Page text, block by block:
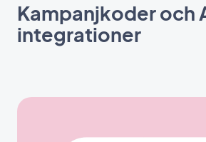
Kampanjkoder och
integrationer